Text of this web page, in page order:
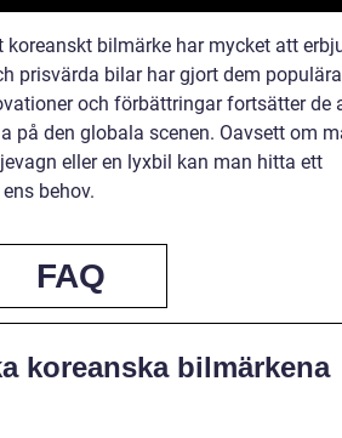
bilmärke har mycket att
prisvärda bilar har gjort dem
och förbättringar fortsätter de
på den globala scenen. Oavsett om
eller en lyxbil kan man hitta ett
behov.
FAQ
koreanska bilmärkena